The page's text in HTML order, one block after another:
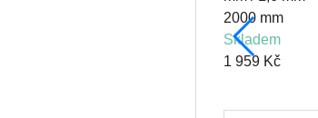
2000 mm
skladem
1 959 Kč